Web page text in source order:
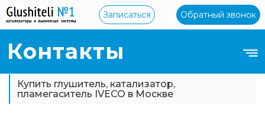
Записаться Обратный звонок
Контакты
Купить глушитель, катализатор,
пламегаситель IVECO в Москве